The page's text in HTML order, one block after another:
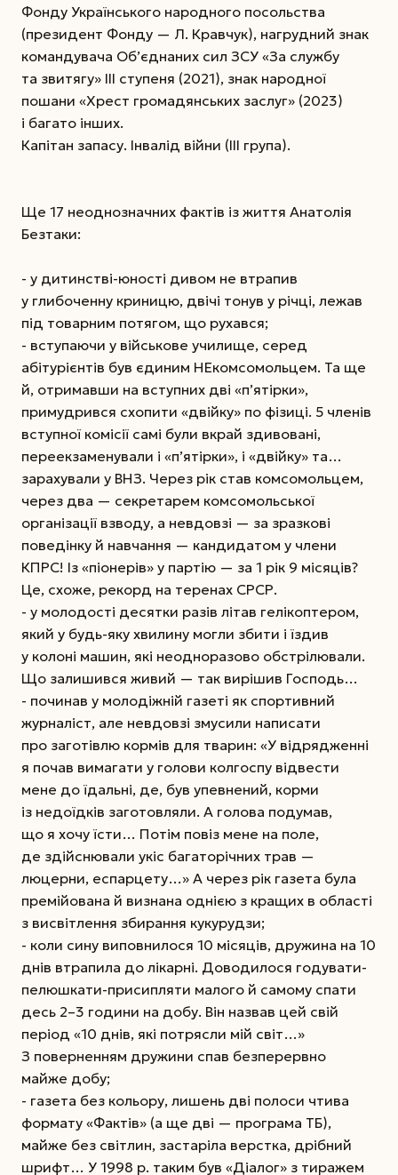
Фонду Українського народного посольства
(президент Фонду — Л. Кравчук), нагрудний знак
командувача Об’єднаних сил ЗСУ «За службу
та звитягу» ІІІ ступеня (2021), знак народної
пошани «Хрест громадянських заслуг» (2023)
і багато інших.
Капітан запасу. Інвалід війни (III група).
Ще 17 неоднозначних фактів із життя Анатолія
Безтаки:
- у дитинстві-юності дивом не втрапив
у глибоченну криницю, двічі тонув у річці, лежав
під товарним потягом, що рухався;
- вступаючи у військове училище, серед
абітурієнтів був єдиним НЕкомсомольцем. Та ще
й, отримавши на вступних дві «п’ятірки»,
примудрився схопити «двійку» по фізиці. 5 членів
вступної комісії самі були вкрай здивовані,
переекзаменували і «п’ятірки», і «двійку» та…
зарахували у ВНЗ. Через рік став комсомольцем,
через два — секретарем комсомольської
організації взводу, а невдовзі — за зразкові
поведінку й навчання — кандидатом у члени
КПРС! Із «піо­нерів» у партію — за 1 рік 9 місяців?
Це, схоже, рекорд на теренах СРСР.
- у молодості десятки разів літав гелікоптером,
який у будь-яку хвилину могли збити і їздив
у колоні машин, які неодноразово обстрілювали.
Що залишився живий — так вирішив Господь…
- починав у молодіжній газеті як спортивний
журналіст, але невдовзі змусили написати
про заготівлю кормів для тварин: «У відрядженні
я почав вимагати у голови колгоспу відвести
мене до їдальні, де, був упевнений, корми
із недоїдків заготовляли. А голова подумав,
що я хочу їсти… Потім повіз мене на поле,
де здійснювали укіс багаторічних трав —
люцерни, еспарцету…» А через рік газета була
премійована й визнана однією з кращих в області
з висвітлення збирання кукурудзи;
- коли сину виповнилося 10 місяців, дружина на 10
днів втрапила до лікарні. Доводилося годувати-
пелюшкати-присипляти малого й самому спати
десь 2–3 години на добу. Він назвав цей свій
період «10 днів, які потрясли мій світ…»
З поверненням дружини спав безперервно
майже добу;
- газета без кольору, лишень дві полоси чтива
формату «Фактів» (а ще дві — програма ТБ),
майже без світлин, застаріла верстка, дрібний
шрифт… У 1998 р. таким був «Діалог» з тиражем